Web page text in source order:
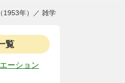
1953年）／ 雑学
覧
ーション